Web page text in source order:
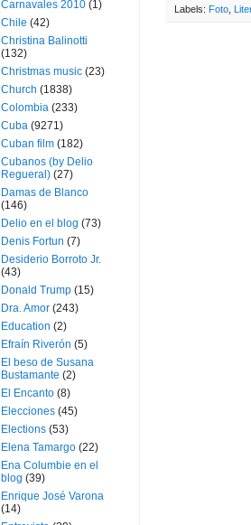
Labels: Foto
Carnavales 2010 (1)
Chile (42)
Christina Balinotti
(132)
Christmas music (23)
Church (1838)
Colombia (233)
Cuba (9271)
Cuban film (182)
Cubanos (by Delio
Regueral) (27)
Damas de Blanco
(146)
Delio en el blog (73)
Denis Fortun (7)
Desiderio Borroto Jr.
(43)
Donald Trump (15)
Dra. Amor (243)
Education (2)
Efraín Riverón (5)
El beso de Susana
Bustamante (2)
El Encanto (8)
Elecciones (45)
Elections (53)
Elena Tamargo (22)
Ena Columbie en el
blog (39)
Enrique José Varona
(14)